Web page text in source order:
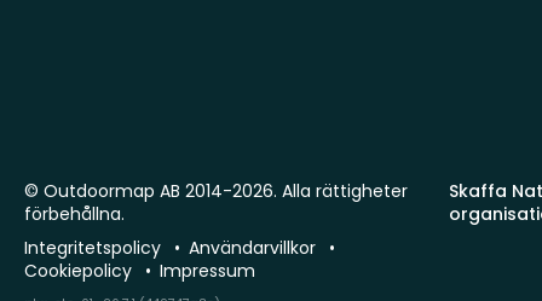
Skaffa
© Outdoormap AB 2014-2026. Alla rättigheter
förbehållna.
Integritetspolicy
Användarvillkor
Cookiepolicy
Impressum